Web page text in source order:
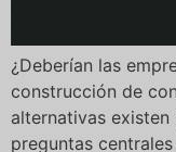
¿Deberían las
construcción de
alternativas
preguntas